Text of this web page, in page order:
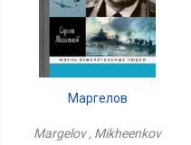
Маргелов
Margelov , Mikheenkov